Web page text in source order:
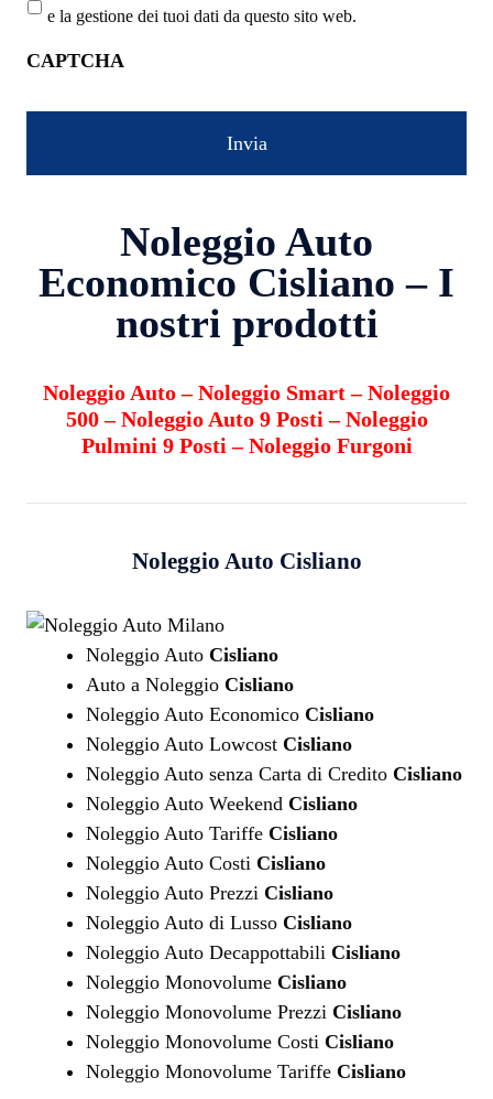
e la gestione dei tuoi dati da questo sito web.
CAPTCHA
Noleggio Auto
Economico Cisliano – I
nostri prodotti
Noleggio Auto–Noleggio Smart–Noleggio
500–Noleggio Auto 9 Posti –Noleggio
Pulmini 9 Posti –Noleggio Furgoni
Noleggio Auto Cisliano
Noleggio Auto Cisliano
Auto a Noleggio Cisliano
Noleggio Auto Economico Cisliano
Noleggio Auto Lowcost Cisliano
Noleggio Auto senza Carta di Credito Cisliano
Noleggio Auto Weekend Cisliano
Noleggio Auto Tariffe Cisliano
Noleggio Auto Costi Cisliano
Noleggio Auto Prezzi Cisliano
Noleggio Auto di Lusso Cisliano
Noleggio Auto Decappottabili Cisliano
Noleggio Monovolume Cisliano
Noleggio Monovolume Prezzi Cisliano
Noleggio Monovolume Costi Cisliano
Noleggio Monovolume Tariffe Cisliano